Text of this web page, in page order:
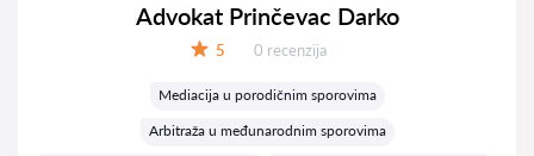
Advokat Prinčevac Darko
5 Recenzija:
0 recenzija
Mediacija u porodičnim sporovima
Arbitraža u međunarodnim sporovima